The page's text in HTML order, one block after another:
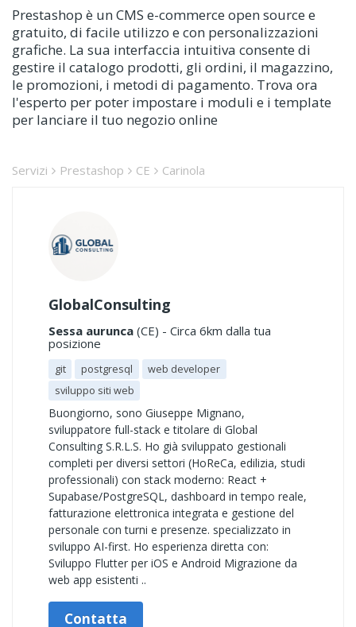
Prestashop è un CMS e-commerce open source e
gratuito, di facile utilizzo e con personalizzazioni
grafiche. La sua interfaccia intuitiva consente di
gestire il catalogo prodotti, gli ordini, il magazzino,
le promozioni, i metodi di pagamento. Trova ora
l'esperto per poter impostare i moduli e i template
per lanciare il tuo negozio online
Servizi Prestashop CE Carinola
GlobalConsulting
Sessa aurunca (CE) - Circa 6km dalla tua
posizione
git postgresql
web developer
sviluppo siti web
Buongiorno, sono Giuseppe Mignano,
sviluppatore full-stack e titolare di Global
Consulting S.R.L.S. Ho già sviluppato gestionali
completi per diversi settori (HoReCa, edilizia, studi
professionali) con stack moderno: React +
Supabase/PostgreSQL, dashboard in tempo reale,
fatturazione elettronica integrata e gestione del
personale con turni e presenze. specializzato in
sviluppo AI-first. Ho esperienza diretta con:
Sviluppo Flutter per iOS e Android Migrazione da
web app esistenti ..
Contatta